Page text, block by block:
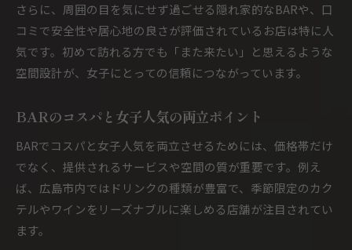
さらに、周囲の目を気にせず過ごせる隠れ家的なBARや、口
コミで安全性や居心地の良さが評価されているお店は特に人
気です。初めて訪れる方でも「また来たい」と思えるような
空間設計が、女子にとっての信頼につながっています。
BARのコスパと女子人気の両立ポイント
BARでコスパと女子人気を両立させるためには、価格帯だけ
でなく、提供されるサービスや空間の質が重要です。例え
ば、広島市内ではドリンクの種類が豊富で、季節限定のカク
テルやワインをリーズナブルに楽しめる店舗が注目されてい
ます。